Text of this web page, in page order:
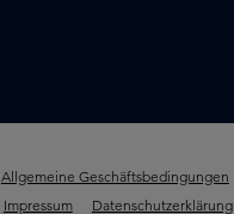
Allgemeine Geschäftsbedingungen
Impressum
Datenschutzerklärung